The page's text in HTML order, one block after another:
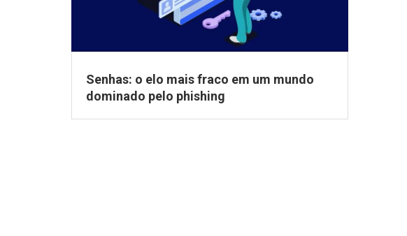
Senhas: o elo mais fraco em um mundo
dominado pelo phishing